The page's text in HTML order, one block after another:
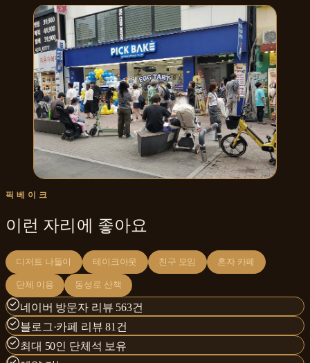
픽베이크
이런 자리에 좋아요
디저트 나들이 테이크아웃 친구 모임 혼자 카페
단체 이용 동성로 산책
네이버 방문자 리뷰 563건
블로그·카페 리뷰 81건
최대 50인 단체석 보유